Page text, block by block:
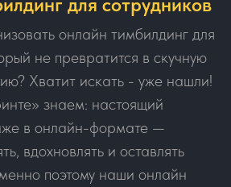
онлайн тимбилдинг для
не превратится в скучную
Хватит искать - уже нашли!
знаем: настоящий
в онлайн-формате —
вдохновлять и оставлять
поэтому наши онлайн